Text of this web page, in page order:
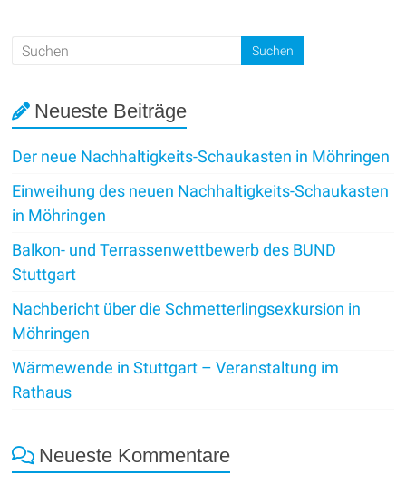
Neueste Beiträge
Der neue Nachhaltigkeits-Schaukasten in Möhringen
Einweihung des neuen Nachhaltigkeits-Schaukasten
in Möhringen
Balkon- und Terrassenwettbewerb des BUND
Stuttgart
Nachbericht über die Schmetterlingsexkursion in
Möhringen
Wärmewende in Stuttgart – Veranstaltung im
Rathaus
Neueste Kommentare